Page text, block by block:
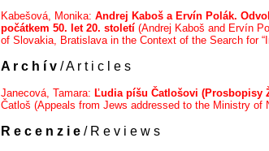
Kabešová, Monika: Andrej Kaboš a Ervín Polák.
počátkem 50. let 20. století (Andrej Kaboš and Ervín
of Slovakia, Bratislava in the Context of the Search for
A r c h í v / A r t i c l e s
Janecová, Tamara: Ľudia píšu Čatlošovi (Prosbopisy
Čatloš (Appeals from Jews addressed to the Ministry of
R e c e n z i e / R e v i e w s